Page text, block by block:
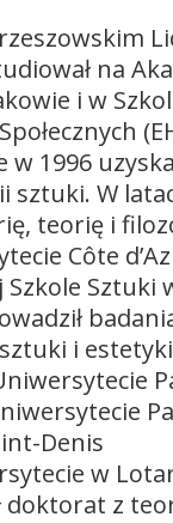
na
i w
w 1996
W
teorię i
Côte
Szkole Sztuki
i
Denis
w
doktorat z